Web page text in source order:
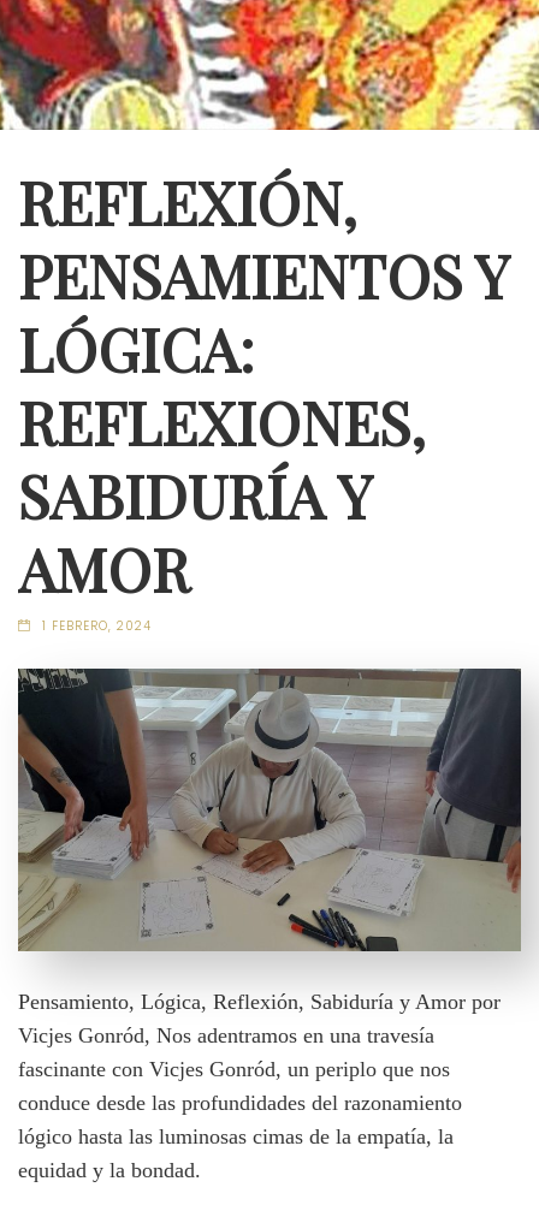
REFLEXIÓN,
PENSAMIENTOS Y
LÓGICA:
REFLEXIONES,
SABIDURÍA Y
AMOR
1 FEBRERO, 2024
Pensamiento, Lógica, Reflexión, Sabiduría y Amor por
Vicjes Gonród, Nos adentramos en una travesía
fascinante con Vicjes Gonród, un periplo que nos
conduce desde las profundidades del razonamiento
lógico hasta las luminosas cimas de la empatía, la
equidad y la bondad.